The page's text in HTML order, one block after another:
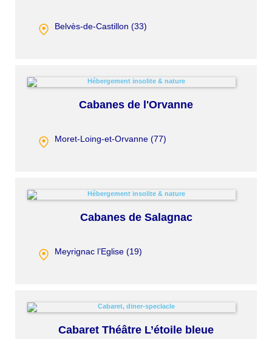
Belvès-de-Castillon (33)
Cabanes de l'Orvanne
Moret-Loing-et-Orvanne (77)
Cabanes de Salagnac
Meyrignac l’Eglise (19)
Cabaret Théâtre L’étoile bleue